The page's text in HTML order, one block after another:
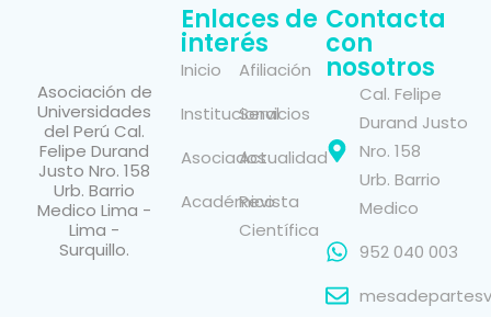
Asociación de
Universidades
del Perú Cal.
Felipe Durand
Justo Nro. 158
Urb. Barrio
Medico Lima -
Lima -
Surquillo.
Enlaces de
interés
Inicio
Institucional
Asociados
Académico
Afiliación
Servicios
Actualidad
Revista
Científica
Contacta
con
nosotros
Cal. Felipe
Durand Justo
Nro. 158
Urb. Barrio
Medico
952 040 003